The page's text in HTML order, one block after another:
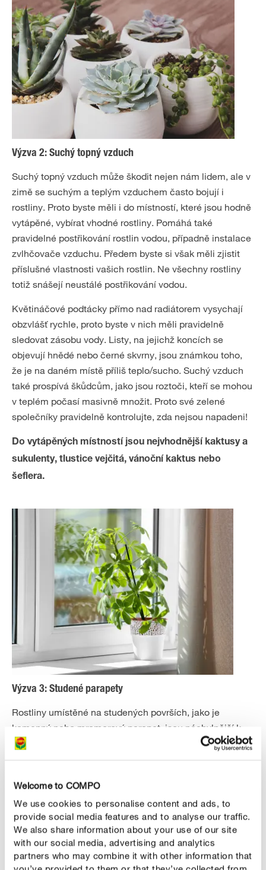
Welcome to COMPO
We use cookies to personalise content and ads, to
provide social media features and to analyse our traffic.
We also share information about your use of our site
with our social media, advertising and analytics
partners who may combine it with other information that
Výzva 2: Suchý topný vzduch
Suchý topný vzduch může škodit nejen nám lidem, ale v
zimě se suchým a teplým vzduchem často bojují i
rostliny. Proto byste měli i do místností, které jsou hodně
vytápěné, vybírat vhodné rostliny. Pomáhá také
pravidelné postřikování rostlin vodou, případně instalace
zvlhčovače vzduchu. Předem byste si však měli zjistit
příslušné vlastnosti vašich rostlin. Ne všechny rostliny
totiž snášejí neustálé postřikování vodou.
Květináčové podtácky přímo nad radiátorem vysychají
obzvlášť rychle, proto byste v nich měli pravidelně
sledovat zásobu vody. Listy, na jejichž koncích se
objevují hnědé nebo černé skvrny, jsou známkou toho,
že je na daném místě příliš teplo/sucho. Suchý vzduch
také prospívá škůdcům, jako jsou roztoči, kteří se mohou
v teplém počasí masivně množit. Proto své zelené
společníky pravidelně kontrolujte, zda nejsou napadeni!
Do vytápěných místností jsou nejvhodnější kaktusy a
sukulenty, tlustice vejčitá, vánoční kaktus nebo
šeflera.
Výzva 3: Studené parapety
Rostliny umístěné na studených površích, jako je
kamenný nebo mramorový parapet, jsou náchylnější k
opačnému problému: rychle se jim „ochladí nohy“. V
rostliny je lepší zvolit od počátku jiné místo.